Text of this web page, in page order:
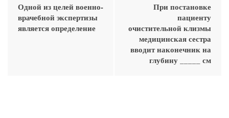
Одной из целей военно-
врачебной экспертизы
является определение
При постановке
пациенту
очистительной клизмы
медицинская сестра
вводит наконечник на
глубину _____ см